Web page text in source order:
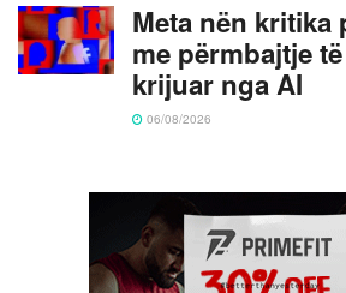
Meta nën kritika
me përmbajtje
krijuar nga AI
06/08/2026